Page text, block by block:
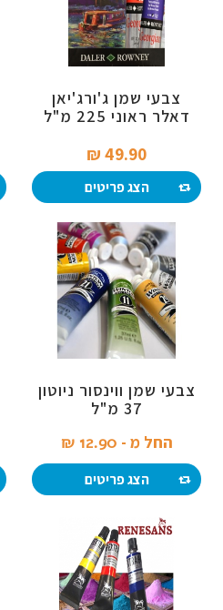
צבעי שמן ג'ורג'יאן
דאלר ראוני 225 מ"ל
49.90 ₪‎
הצג פריטים
צבעי שמן ווינסור ניוטון
37 מ"ל
החל מ - 12.90 ₪‎
הצג פריטים